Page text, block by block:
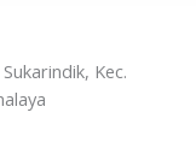
Kec.